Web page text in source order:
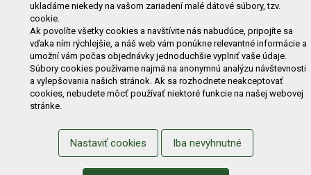
Zľavy
Novinky Predávané značky
Bazár
Výzvy pre obce a firmy
NAKUPOVANIE
Obchodné podmienky
Cenník prepravy
Reklamačný poriadok
Odstúpenie od kúpy
Protokol na odstúpenie od kúpy
Alternatívne riešenie sporu
Ochrana osobných údajov
Používanie cookies
Nákup na splátky
ukladáme niekedy na vašom zariadení malé dátové súbory, tzv.
cookie.
Ak povolíte všetky cookies a navštívite nás nabudúce, pripojíte sa
vďaka ním rýchlejšie, a náš web vám ponúkne relevantné informácie a
umožní vám počas objednávky jednoduchšie vyplniť vaše údaje.
Súbory cookies používame najmä na anonymnú analýzu návštevnosti
a vylepšovania našich stránok. Ak sa rozhodnete neakceptovať
cookies, nebudete môcť používať niektoré funkcie na našej webovej
stránke.
Nastaviť cookies Iba nevyhnutné